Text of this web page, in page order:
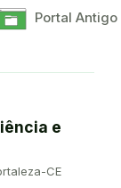
Portal Antigo
e
CE